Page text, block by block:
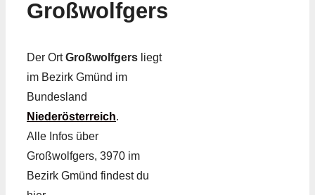
Großwolfgers
Der OrtGroßwolfgers liegt
im Bezirk Gmünd im
Bundesland
Niederösterreich.
Alle Infos über
Großwolfgers, 3970 im
Bezirk Gmünd findest du